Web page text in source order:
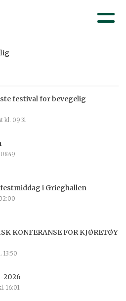
festival for bevegelig
kl. 09:31
i Grieghallen
KONFERANSE FOR KJØRETØY
13:50
2026
16:01